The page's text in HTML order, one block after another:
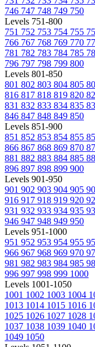
746 747 748 749 750
Levels 751-800
751 752 753 754 755
766 767 768 769 770
781 782 783 784 785
796 797 798 799 800
Levels 801-850
801 802 803 804 805
816 817 818 819 820
831 832 833 834 835
846 847 848 849 850
Levels 851-900
851 852 853 854 855
866 867 868 869 870
881 882 883 884 885
896 897 898 899 900
Levels 901-950
901 902 903 904 905
916 917 918 919 920
931 932 933 934 935
946 947 948 949 950
Levels 951-1000
951 952 953 954 955
966 967 968 969 970
981 982 983 984 985
996 997 998 999 1000
Levels 1001-1050
1001 1002 1003 1004
1013 1014 1015 1016
1025 1026 1027 1028
1037 1038 1039 1040
1049 1050